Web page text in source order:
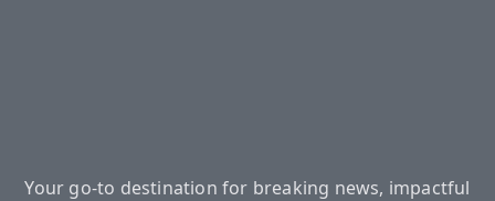
Your go-to destination for breaking news, impactful